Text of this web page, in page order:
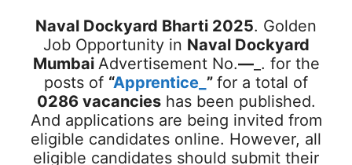
Naval Dockyard Bharti 2025. Golden
Job Opportunity in Naval Dockyard
Mumbai Advertisement No.—_. for the
posts of “Apprentice_ ” for a total of
0286 vacancieshas been published.
And applications are being invited from
eligible candidates online. However, all
eligible candidates should submit their